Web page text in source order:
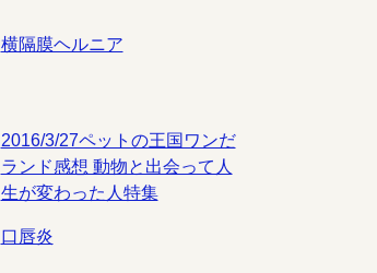
横隔膜ヘルニア
2016/3/27ペットの王国ワンだ
ランド感想 動物と出会って人
生が変わった人特集
口唇炎